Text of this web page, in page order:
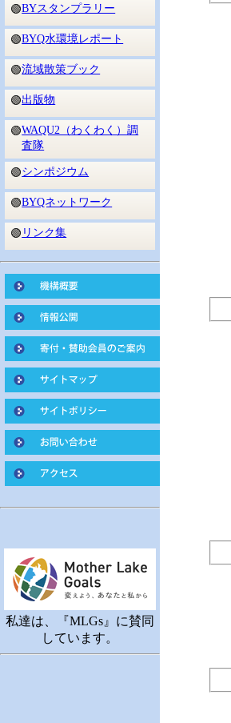
🟢BYスタンプラリー
🟢BYQ水環境レポート
🟢流域散策ブック
🟢出版物
🟢WAQU2（わくわく）調
査隊
🟢シンポジウム
🟢BYQネットワーク
🟢 リンク集
私達は、『MLGs』に賛同
しています。